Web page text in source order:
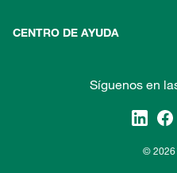
CENTRO DE AYUDA
Síguenos en
© 2026